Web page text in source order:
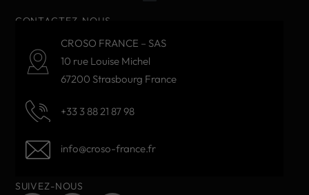
CONTACTEZ-NOUS
CROSO FRANCE – SAS
10 rue Louise Michel
67200 Strasbourg France
+33 3 88 21 87 98
info@croso-france.fr
SUIVEZ-NOUS